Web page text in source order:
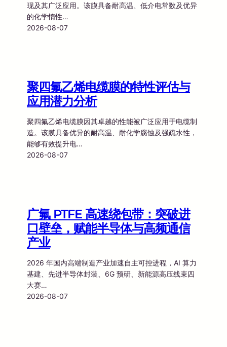
现及其广泛应用。该膜具备耐高温、低介电常数及优异
的化学惰性…
2026-08-07
聚四氟乙烯电缆膜的特性评估与
应用潜力分析
聚四氟乙烯电缆膜因其卓越的性能被广泛应用于电缆制
造。该膜具备优异的耐高温、耐化学腐蚀及强疏水性，
能够有效提升电…
2026-08-07
广氟 PTFE 高速绕包带：突破进
口壁垒，赋能半导体与高频通信
产业
2026 年国内高端制造产业加速自主可控进程，AI 算力
基建、先进半导体封装、6G 预研、新能源高压线束四
大赛…
2026-08-07